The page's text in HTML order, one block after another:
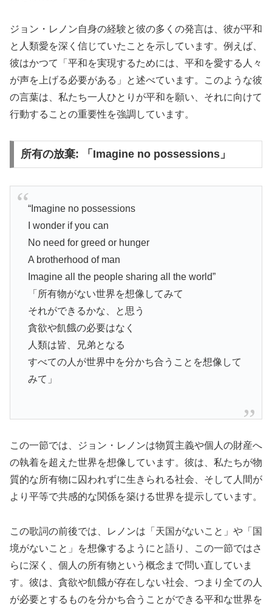
ジョン・レノン自身の経験と彼の多くの発言は、彼が平和
と人類愛を深く信じていたことを示しています。例えば、
彼はかつて「平和を実現するためには、平和を愛する人々
が声を上げる必要がある」と述べています。このような彼
の言葉は、私たち一人ひとりが平和を願い、それに向けて
行動することの重要性を強調しています。
所有の放棄: 「Imagine no possessions」
“Imagine no possessions
I wonder if you can
No need for greed or hunger
A brotherhood of man
Imagine all the people sharing all the world”
「所有物がない世界を想像してみて
それができるかな、と思う
貪欲や飢餓の必要はなく
人類は皆、兄弟となる
すべての人が世界中を分かち合うことを想像して
みて」
この一節では、ジョン・レノンは物質主義や個人の財産へ
の執着を超えた世界を想像しています。彼は、私たちが物
質的な所有物に囚われずに生きられる社会、そして人間が
より平等で共感的な関係を築ける世界を提示しています。
この歌詞の前後では、レノンは「天国がないこと」や「国
境がないこと」を想像するようにと語り、この一節ではさ
らに深く、個人の所有物という概念まで問い直していま
す。彼は、貪欲や飢餓が存在しない社会、つまり全ての人
が必要とするものを分かち合うことができる平和な世界を